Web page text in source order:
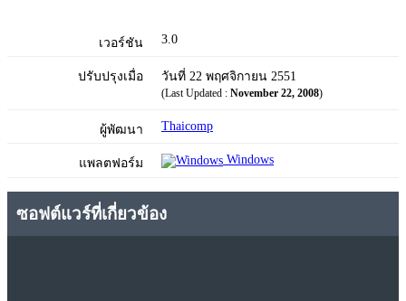
เวอร์ชัน 3.0
ปรับปรุงเมื่อ วันที่ 22 พฤศจิกายน 2551
(Last Updated : November 22, 2008)
ผู้พัฒนา Thaicomp
แพลตฟอร์ม Windows
ซอฟต์แวร์ที่เกี่ยวข้อง